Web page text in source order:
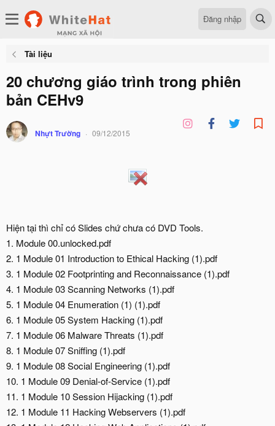
Đăng nhập
Tài liệu
20 chương giáo trình trong phiên
bản CEHv9
Nhựt Trường 09/12/2015
Hiện tại thì chỉ có Slides chứ chưa có DVD Tools.
1. Module 00.unlocked.pdf
2. 1 Module 01 Introduction to Ethical Hacking (1).pdf
3. 1 Module 02 Footprinting and Reconnaissance (1).pdf
4. 1 Module 03 Scanning Networks (1).pdf
5. 1 Module 04 Enumeration (1) (1).pdf
6. 1 Module 05 System Hacking (1).pdf
7. 1 Module 06 Malware Threats (1).pdf
8. 1 Module 07 Sniffing (1).pdf
9. 1 Module 08 Social Engineering (1).pdf
10. 1 Module 09 Denial-of-Service (1).pdf
11. 1 Module 10 Session Hijacking (1).pdf
12. 1 Module 11 Hacking Webservers (1).pdf